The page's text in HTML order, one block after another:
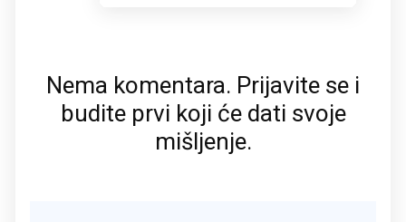
Nema komentara. Prijavite se i
budite prvi koji će dati svoje
mišljenje.